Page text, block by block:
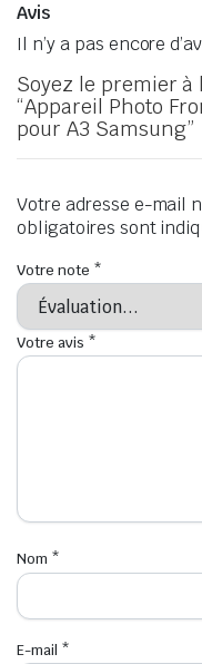
Avis
Il n’y a pas encore
Soyez le premier
“Appareil Photo
pour A3 Samsung”
Votre adresse e-mail
obligatoires sont
Votre note *
Votre avis *
Nom *
E-mail *